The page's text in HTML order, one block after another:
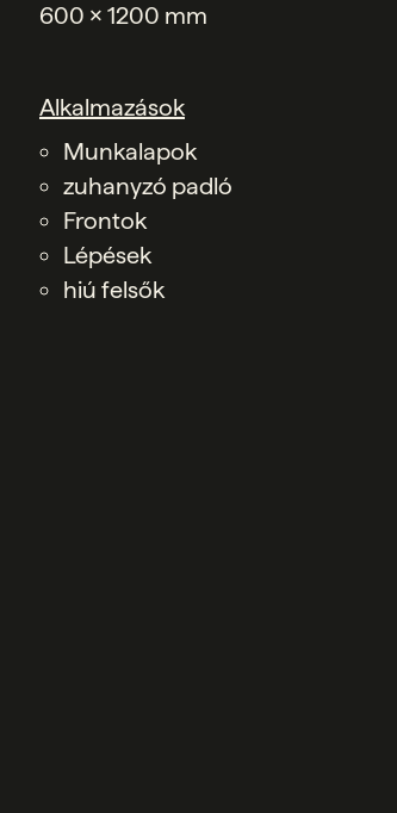
600 x 1200 mm
Alkalmazások
Munkalapok
zuhanyzó padló
Frontok
Lépések
hiú felsők